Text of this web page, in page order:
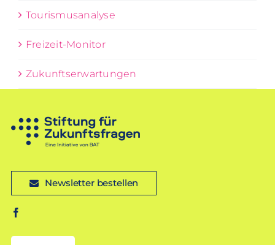
Tourismusanalyse
Freizeit-Monitor
Zukunftserwartungen
Newsletter bestellen